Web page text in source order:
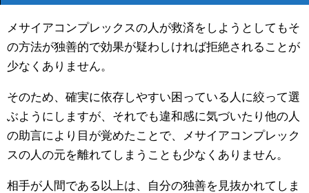
メサイアコンプレックスの人が救済をしようとしてもそ
の方法が独善的で効果が疑わしければ拒絶されることが
少なくありません。
そのため、確実に依存しやすい困っている人に絞って選
ぶようにしますが、それでも違和感に気づいたり他の人
の助言により目が覚めたことで、メサイアコンプレック
スの人の元を離れてしまうことも少なくありません。
相手が人間である以上は、自分の独善を見抜かれてしま